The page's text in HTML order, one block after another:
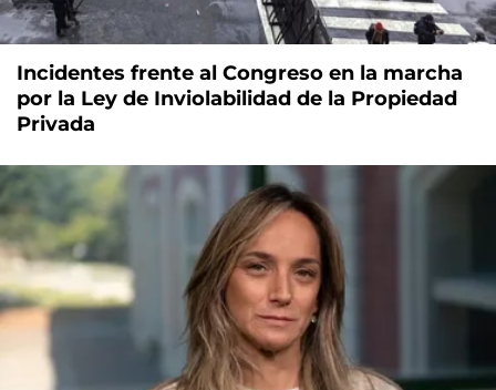
Incidentes frente al Congreso en la marcha
por la Ley de Inviolabilidad de la Propiedad
Privada